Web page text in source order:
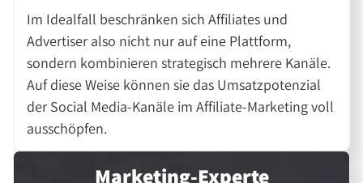
Im Idealfall beschränken sich Affiliates und
Advertiser also nicht nur auf eine Plattform,
sondern kombinieren strategisch mehrere Kanäle.
Auf diese Weise können sie das Umsatzpotenzial
der Social Media-Kanäle im Affiliate-Marketing voll
ausschöpfen.
Marketing-Experte